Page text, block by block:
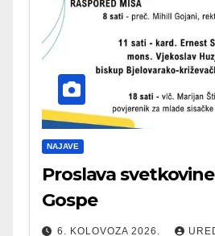
NAJAVE
Proslava
Gospe
6. KOLOVOZA 2026.